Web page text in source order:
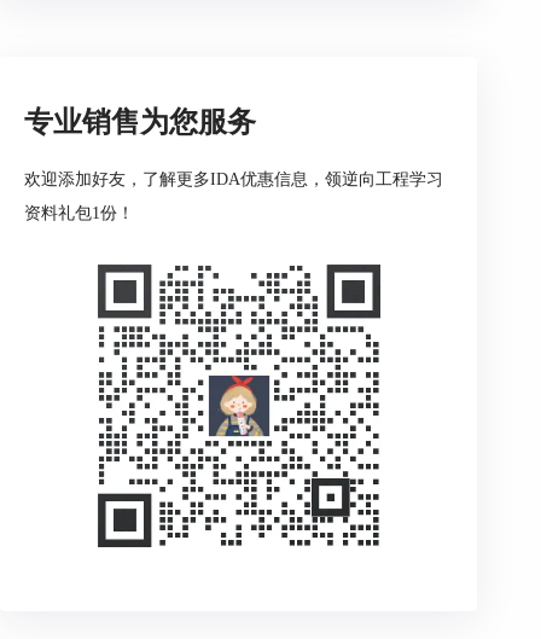
按Ctrl加E打开入口点列表，或通过菜单打开Entry
points窗口，双击进入入口点位置，先确认你落到
的是dll的装载入口而不是普通导出函数。
专业销售为您服务
欢迎添加好友，了解更多IDA优惠信息，领逆向工程学习
资料礼包1份！